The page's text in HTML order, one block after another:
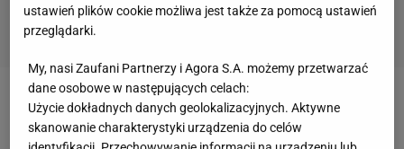
Zobacz wideoMarcin Gortat o kolejnej edycji Wielki
Mecz Gortat Team vs NATO Team. "Pojawi się wiele
ustawień plików cookie możliwa jest także za pomocą ustawień
przeglądarki.
My, nasi Zaufani Partnerzy i Agora S.A. możemy przetwarzać
dane osobowe w następujących celach:
Użycie dokładnych danych geolokalizacyjnych. Aktywne
skanowanie charakterystyki urządzenia do celów